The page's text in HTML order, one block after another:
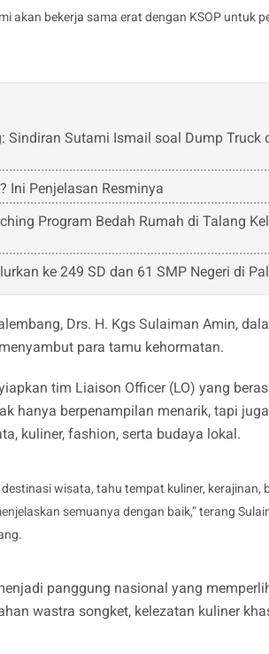
akan bekerja sama erat dengan KSOP untuk
Sindiran Sutami Ismail soal Dump Truck
Ini Penjelasan Resminya
Program Bedah Rumah di Talang
ke 249 SD dan 61 SMP Negeri di
Drs. H. Kgs Sulaiman Amin,
para tamu kehormatan.
tim Liaison Officer (LO) yang
hanya berpenampilan menarik, tapi
kuliner, fashion, serta budaya lokal.
wisata, tahu tempat kuliner, kerajinan,
semuanya dengan baik,” terang
panggung nasional yang
wastra songket, kelezatan kuliner